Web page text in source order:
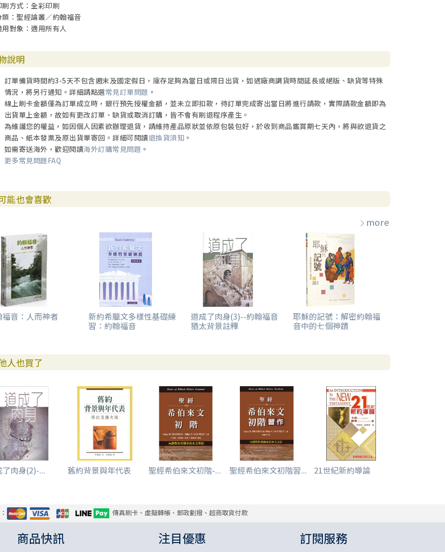
刷方式：全彩印刷
類：聖經論叢／約翰福音
用對象：適用所有人
說明
訂單備貨時間約3-5天不包含週末及國定假日，庫存足夠為當日或隔日出貨，如遇廠商調貨時間延長或絕版、缺貨等特殊
情況，將另行通知。詳細請點選常見訂單問題 。
線上刷卡金額僅為訂單成立時，銀行預先授權金額，並未立即扣款，待訂單完成寄出當日將進行請款，實際請款金額即為
出貨單上金額，故如有更改訂單、缺貨或取消訂購，皆不會有刷退程序產生。
為維護您的權益，如因個人因素欲辦理退貨，請維持產品原狀並依原包裝包好，於收到商品鑑賞期七天內，將與欲退貨之
商品、紙本發票及原出貨單寄回。詳細可閱讀退換貨須知 。
如需寄送海外，歡迎閱讀海外訂購常見問題 。
更多常見問題FAQ
能也會喜歡
more
福音：人而神者 新約希臘文多樣性基礎練
習：約翰福音
道成了肉身(3)--約翰福音
猶太背景註釋
耶穌的記號：解密約翰福
音中的七個神蹟
人也買了
肉身(2)-... 舊約背景與年代表 聖經希伯來文初階-... 聖經希伯來文初階習... 21世紀新約導論
傳真刷卡、虛擬轉帳、郵政劃撥、超商取貨付款
商品快訊 注目優惠 訂閱服務